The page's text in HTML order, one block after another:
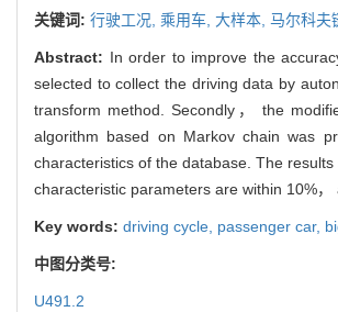
关键词: 行驶工况, 乘用车, 大样本, 马尔科夫
Abstract: In order to improve the
selected to collect the driving data by
transform method. Secondly， the
algorithm based on Markov chain was
characteristics of the database. The
characteristic parameters are within 10%
Key words: driving cycle, passenger car,
中图分类号:
U491.2